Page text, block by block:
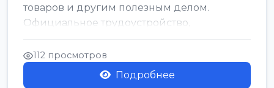
товаров и другим полезным делом.
Официальное трудоустройство,
стабильная зарплата от ...
112 просмотров
Подробнее